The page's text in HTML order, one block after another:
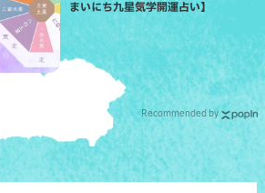
まいにち九星気学開運占い】
Recommended by